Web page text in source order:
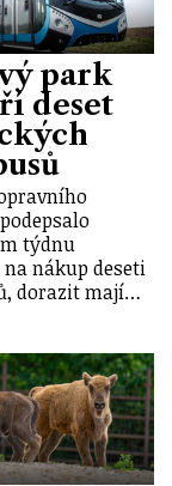
park
deset
týdnu
nákup deseti
dorazit mají…